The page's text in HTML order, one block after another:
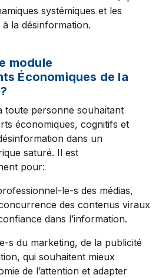
systémiques et les
la désinformation.
module
Économiques de la
toute personne souhaitant
économiques, cognitifs et
dans un
saturé. Il est
pour:
le-s des médias,
des contenus viraux
dans l’information.
s du marketing, de la publicité
qui souhaitent mieux
de l’attention et adapter